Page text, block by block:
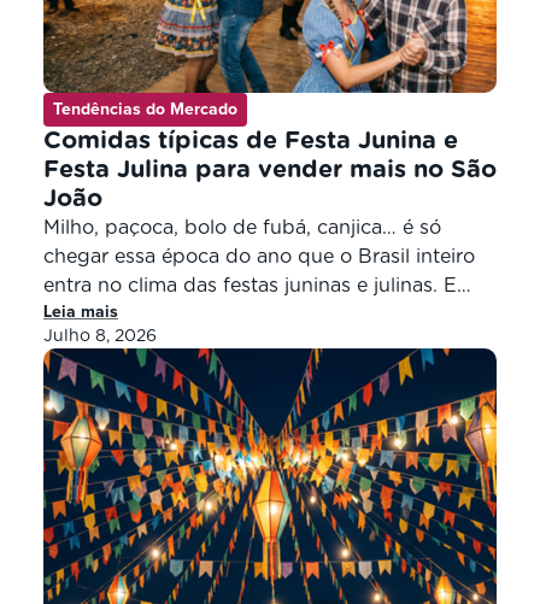
Tendências do Mercado
Comidas típicas de Festa Junina e
Festa Julina para vender mais no São
João
Milho, paçoca, bolo de fubá, canjica… é só
chegar essa época do ano que o Brasil inteiro
entra no clima das festas juninas e julinas. E
com ele, vem também o apetite pelas comidas
típicas que movimentam os negócios locais.
Para o varejo de vizinhança, essa é uma
oportunidade de ouro para impulsionar as […]
Leia mais
Julho 8, 2026